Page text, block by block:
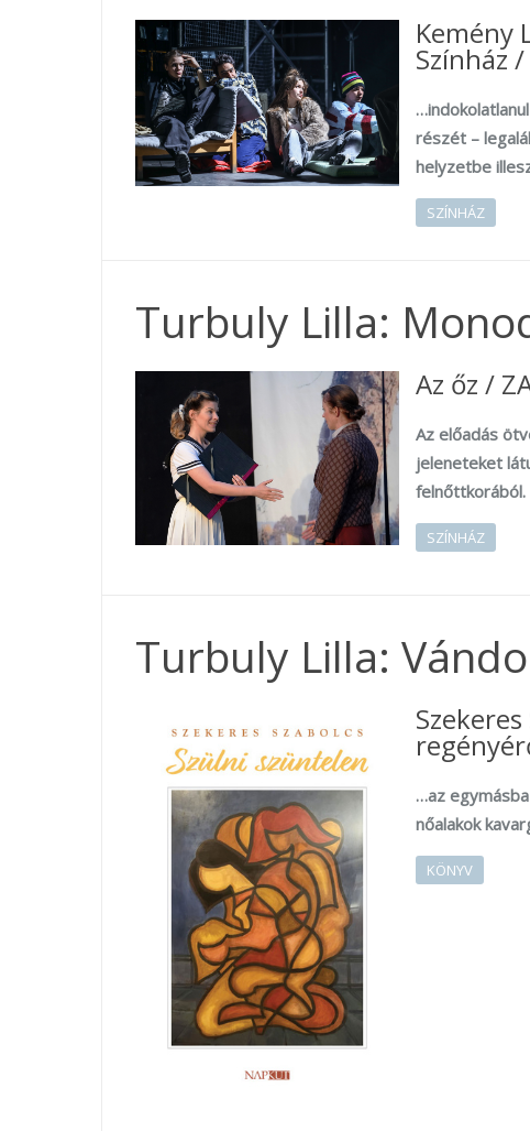
Kemény
Színház /
részét –
helyzetbe
SZÍNHÁZ
Turbuly Lilla:
Az őz /
Az előadás
jeleneteket
felnőttkorából.
SZÍNHÁZ
Turbuly Lilla:
…az
nőalakok
KÖNYV